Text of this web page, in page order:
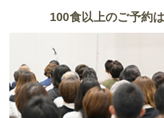
100食以上のご予約